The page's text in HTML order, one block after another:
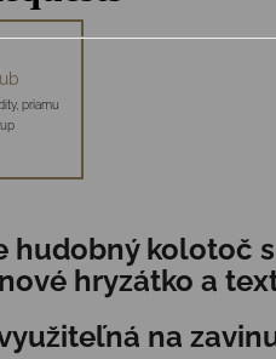
priamu
hudobný kolotoč
hryzátko a
na